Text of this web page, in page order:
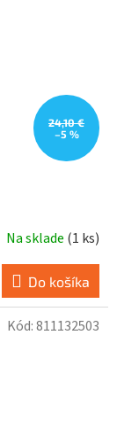
24,10 €
–5 %
Na sklade (1 ks)
Do košíka
Kód:811132503